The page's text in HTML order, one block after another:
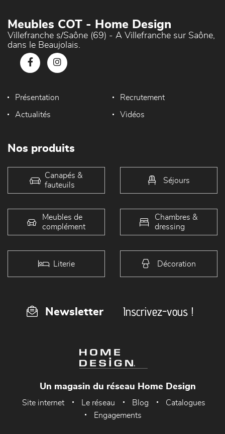
Meubles COT - Home Design
Villefranche s/Saône (69) - A Villefranche sur Saône,
dans le Beaujolais.
Présentation Recrutement
Actualités Vidéos
Nos produits
Canapés &
fauteuils
Séjours
Meubles de
complément
Chambres &
dressing
Literie Décoration
Newsletter Inscrivez-vous !
Un magasin du réseau Home Design
Site internet Le réseau Blog
Catalogues
Engagements